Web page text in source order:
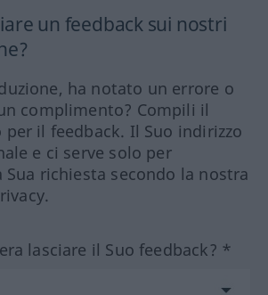
un feedback sui nostri
ha notato un errore o
complimento? Compili il
il feedback. Il Suo indirizzo
e ci serve solo per
richiesta secondo la nostra
lasciare il Suo feedback? *